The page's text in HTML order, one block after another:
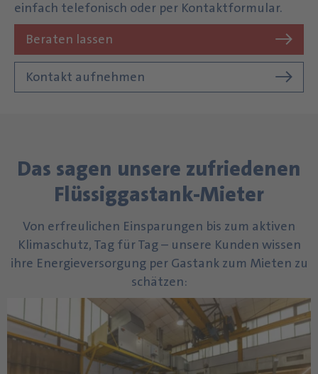
einfach telefonisch oder per Kontaktformular.
Beraten lassen
Kontakt aufnehmen
Das sagen unsere zufriedenen
Flüssiggastank-Mieter
Von erfreulichen Einsparungen bis zum aktiven
Klimaschutz, Tag für Tag – unsere Kunden wissen
ihre Energieversorgung per Gastank zum Mieten zu
schätzen: